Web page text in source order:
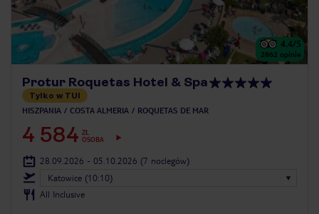
4.4/5
2862 opinie
Protur Roquetas Hotel & Spa
Tylko w TUI
HISZPANIA COSTA ALMERIA ROQUETAS DE MAR
4 584 ZŁ
OSOBA
28.09.2026 - 05.10.2026 (7 noclegów)
Katowice (10:10)
All Inclusive